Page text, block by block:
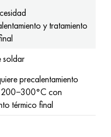
y tratamiento
soldar
precalentamiento
200−300°С con
térmico final